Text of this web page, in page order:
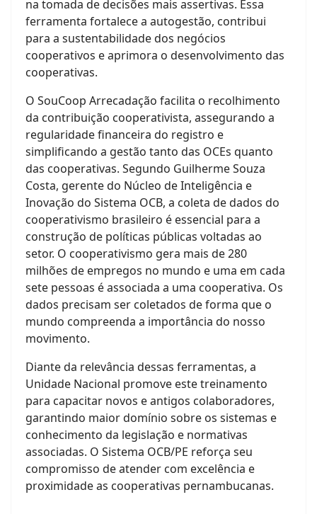
na tomada de decisões mais assertivas. Essa
ferramenta fortalece a autogestão, contribui
para a sustentabilidade dos negócios
cooperativos e aprimora o desenvolvimento das
cooperativas.
O SouCoop Arrecadação facilita o recolhimento
da contribuição cooperativista, assegurando a
regularidade financeira do registro e
simplificando a gestão tanto das OCEs quanto
das cooperativas. Segundo Guilherme Souza
Costa, gerente do Núcleo de Inteligência e
Inovação do Sistema OCB, a coleta de dados do
cooperativismo brasileiro é essencial para a
construção de políticas públicas voltadas ao
setor. O cooperativismo gera mais de 280
milhões de empregos no mundo e uma em cada
sete pessoas é associada a uma cooperativa. Os
dados precisam ser coletados de forma que o
mundo compreenda a importância do nosso
movimento.
Diante da relevância dessas ferramentas, a
Unidade Nacional promove este treinamento
para capacitar novos e antigos colaboradores,
garantindo maior domínio sobre os sistemas e
conhecimento da legislação e normativas
associadas. O Sistema OCB/PE reforça seu
compromisso de atender com excelência e
proximidade as cooperativas pernambucanas.